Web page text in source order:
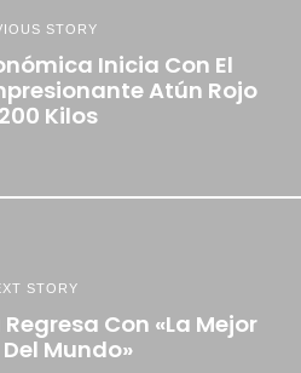
STORY
Inicia Con El
Atún Rojo
Kilos
STORY
Regresa Con «la Mejor
Mundo»